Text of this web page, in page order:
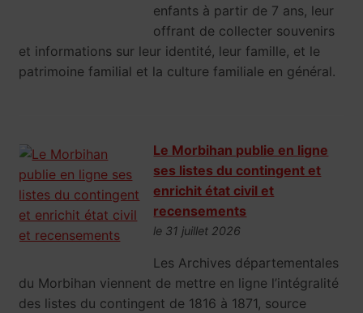
enfants à partir de 7 ans, leur
offrant de collecter souvenirs
et informations sur leur identité, leur famille, et le
patrimoine familial et la culture familiale en général.
Le Morbihan publie en ligne
ses listes du contingent et
enrichit état civil et
recensements
le 31 juillet 2026
Les Archives départementales
du Morbihan viennent de mettre en ligne l’intégralité
des listes du contingent de 1816 à 1871, source